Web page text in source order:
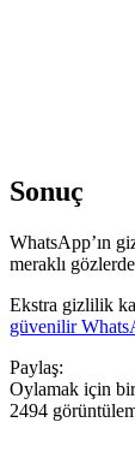
Sonuç
WhatsApp’ın
meraklı
Ekstra gizlilik
güvenilir
Paylaş:
Oylamak için bir
2494